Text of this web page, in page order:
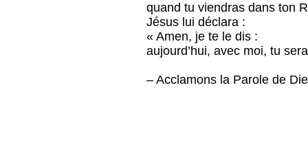
quand tu viendras dans ton
Jésus lui déclara :
« Amen, je te le dis :
aujourd’hui, avec moi, tu
– Acclamons la Parole de